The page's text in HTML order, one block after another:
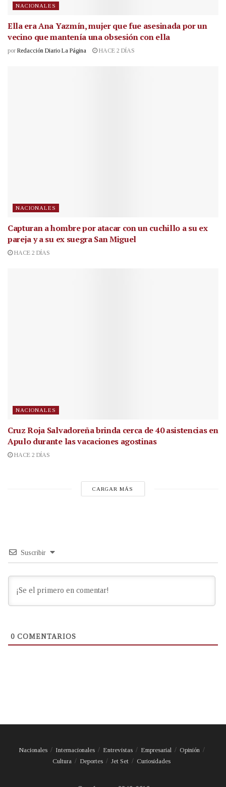
NACIONALES
Ella era Ana Yazmín, mujer que fue asesinada por un
vecino que mantenía una obsesión con ella
por Redacción Diario La Página HACE 2 DÍAS
NACIONALES
Capturan a hombre por atacar con un cuchillo a su ex
pareja y a su ex suegra San Miguel
HACE 2 DÍAS
NACIONALES
Cruz Roja Salvadoreña brinda cerca de 40 asistencias en
Apulo durante las vacaciones agostinas
HACE 2 DÍAS
CARGAR MÁS
Suscribir
0 COMENTARIOS
Nacionales Internacionales Entrevistas Empresarial
Opinión
Cultura
Deportes Jet Set Curiosidades